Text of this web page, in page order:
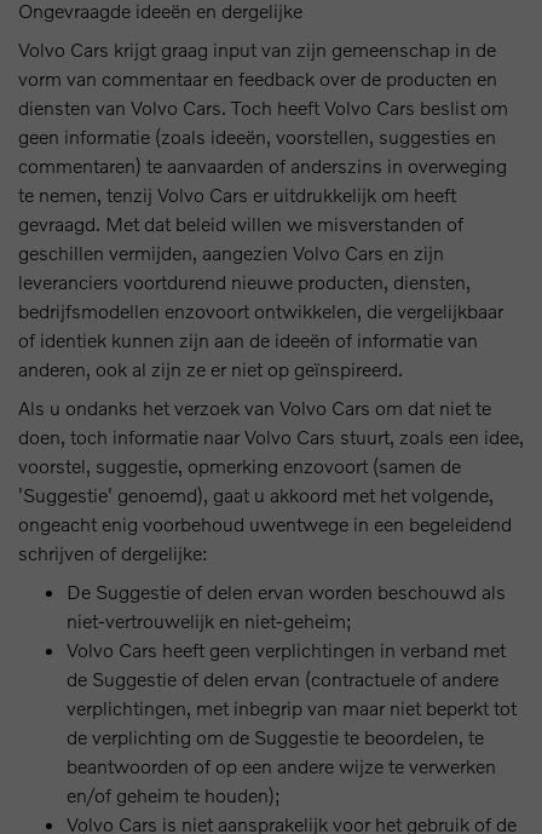
Ongevraagde ideeën en dergelijke
Volvo Cars krijgt graag input van zijn gemeenschap in de
vorm van commentaar en feedback over de producten en
diensten van Volvo Cars. Toch heeft Volvo Cars beslist om
geen informatie (zoals ideeën, voorstellen, suggesties en
commentaren) te aanvaarden of anderszins in overweging
te nemen, tenzij Volvo Cars er uitdrukkelijk om heeft
gevraagd. Met dat beleid willen we misverstanden of
geschillen vermijden, aangezien Volvo Cars en zijn
leveranciers voortdurend nieuwe producten, diensten,
bedrijfsmodellen enzovoort ontwikkelen, die vergelijkbaar
of identiek kunnen zijn aan de ideeën of informatie van
anderen, ook al zijn ze er niet op geïnspireerd.
Als u ondanks het verzoek van Volvo Cars om dat niet te
doen, toch informatie naar Volvo Cars stuurt, zoals een idee,
voorstel, suggestie, opmerking enzovoort (samen de
'Suggestie' genoemd), gaat u akkoord met het volgende,
ongeacht enig voorbehoud uwentwege in een begeleidend
schrijven of dergelijke:
De Suggestie of delen ervan worden beschouwd als
niet-vertrouwelijk en niet-geheim;
Volvo Cars heeft geen verplichtingen in verband met
de Suggestie of delen ervan (contractuele of andere
verplichtingen, met inbegrip van maar niet beperkt tot
de verplichting om de Suggestie te beoordelen, te
beantwoorden of op een andere wijze te verwerken
en/of geheim te houden);
Volvo Cars is niet aansprakelijk voor het gebruik of de